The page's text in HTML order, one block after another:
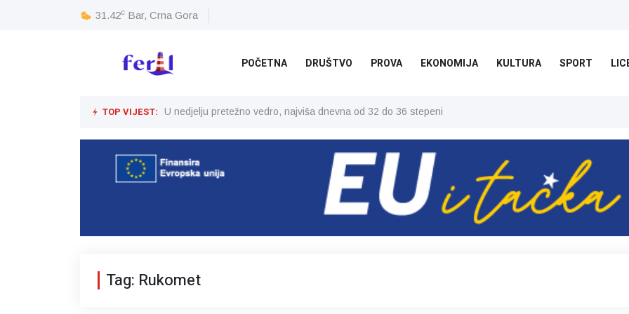
31.42c Bar, Crna Gora
POČETNA DRUŠTVO PROVA EKONOMIJA KULTURA SPORT
TOP VIJEST: U nedjelju pretežno vedro, najviša dnevna od 32 do 36 stepeni
Tag: Rukomet